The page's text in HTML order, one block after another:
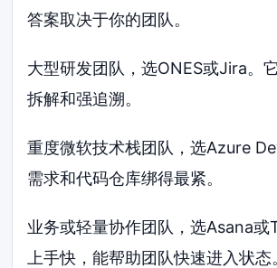
答案取决于你的团队。
大型研发团队，选ONES或Jira。
拆解和强追溯。
重度微软技术栈团队，选Azure
需求和代码仓库绑得最紧。
业务或轻量协作团队，选Asana或
上手快，能帮助团队快速进入状态